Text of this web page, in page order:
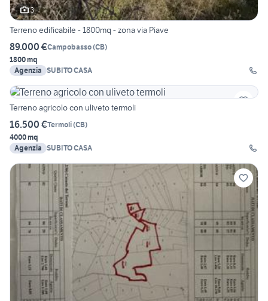
3
Terreno edificabile - 1800mq - zona via Piave
89.000 €Campobasso(CB)
1800 mq
Agenzia SUBITO CASA
Terreno agricolo con uliveto termoli
16.500 €Termoli(CB)
4000 mq
Agenzia SUBITO CASA